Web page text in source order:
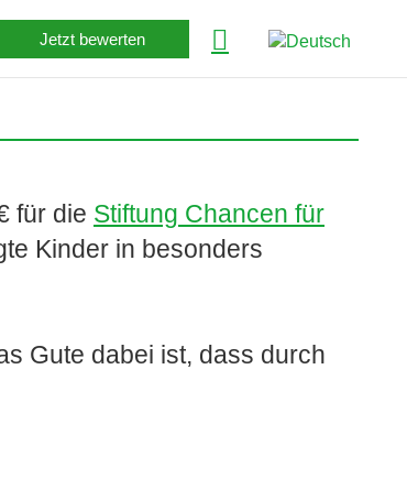
Jetzt bewerten
für die Stiftung Chancen für
Kinder in besonders
Gute dabei ist, dass durch